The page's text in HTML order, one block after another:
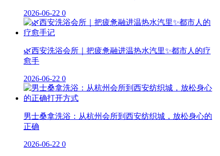
2026-06-22 0
🌿西安洗浴会所｜把疲惫融进温热水汽里✨都市人的疗
愈手
2026-06-22 0
男士桑拿洗浴：从杭州会所到西安纺织城，放松身心的
正确
2026-06-22 0